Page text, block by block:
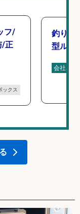
フ/
/正
ックス
釣り好
型ルー
会社名